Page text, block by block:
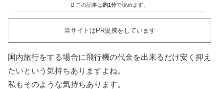
この記事は約1分で読めます。
当サイトはPR提携をしています
国内旅行をする場合に飛行機の代金を出来るだけ安く抑え
たいという気持ちありますよね。
私もそのような気持ちあります。